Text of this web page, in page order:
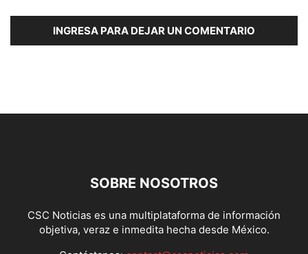
INGRESA PARA DEJAR UN COMENTARIO
SOBRE NOSOTROS
CSC Noticias es una multiplataforma de información
objetiva, veraz e inmedita hecha desde México.